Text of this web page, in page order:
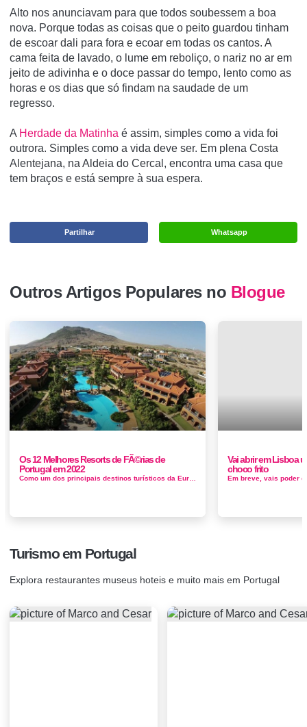
Alto nos anunciavam para que todos soubessem a boa
nova. Porque todas as coisas que o peito guardou tinham
de escoar dali para fora e ecoar em todas os cantos. A
cama feita de lavado, o lume em reboliço, o nariz no ar em
jeito de adivinha e o doce passar do tempo, lento como as
horas e os dias que só findam na saudade de um
regresso.
A Herdade da Matinha é assim, simples como a vida foi
outrora. Simples como a vida deve ser. Em plena Costa
Alentejana, na Aldeia do Cercal, encontra uma casa que
tem braços e está sempre à sua espera.
Whatsapp
Partilhar
Outros Artigos Populares no Blogue
Os 12 Melhores Resorts de FÃ©rias de
Portugal em 2022
Vai abrir em Lisboa
choco frito
Turismo em Portugal
Explora restaurantes museus hoteis e muito mais em Portugal